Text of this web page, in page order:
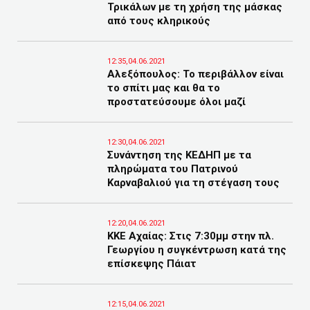
Τρικάλων με τη χρήση της μάσκας
από τους κληρικούς
12:35,04.06.2021
Αλεξόπουλος: Το περιβάλλον είναι
το σπίτι μας και θα το
προστατεύσουμε όλοι μαζί
12:30,04.06.2021
Συνάντηση της ΚΕΔΗΠ με τα
πληρώματα του Πατρινού
Καρναβαλιού για τη στέγαση τους
12:20,04.06.2021
ΚΚΕ Αχαίας: Στις 7:30μμ στην πλ.
Γεωργίου η συγκέντρωση κατά της
επίσκεψης Πάιατ
12:15,04.06.2021